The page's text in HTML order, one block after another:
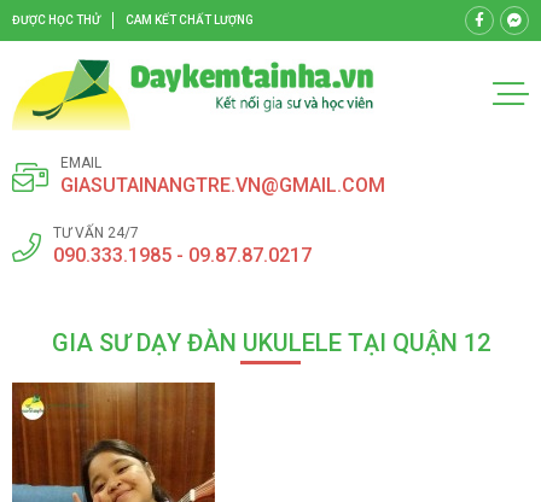
ĐƯỢC HỌC THỬ CAM KẾT CHẤT LƯỢNG
EMAIL
GIASUTAINANGTRE.VN@GMAIL.COM
TƯ VẤN 24/7
090.333.1985 - 09.87.87.0217
GIA SƯ DẠY ĐÀN UKULELE TẠI QUẬN 12